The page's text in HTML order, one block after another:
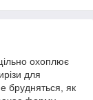
охоплює
для
брудняться, як